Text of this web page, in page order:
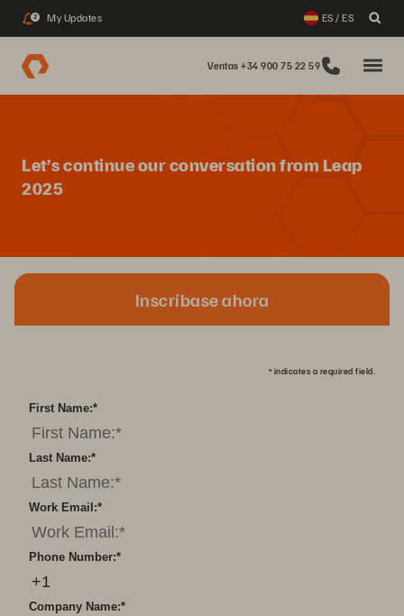
2 My Updates ES / ES
Ventas +34 900 75 22 59
Let’s continue our conversation from Leap
2025
Inscríbase ahora
* indicates a required field.
*
First Name:
*
Last Name:
*
Work Email:
*
Phone Number:
*
Company Name: